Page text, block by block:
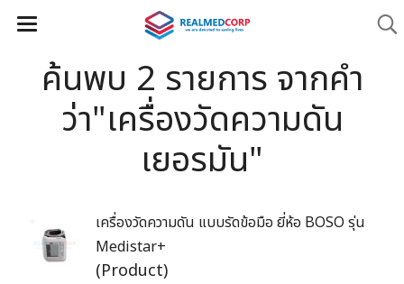
ค้นพบ 2 รายการ จากคำ
ว่า"เครื่องวัดความดัน
เยอรมัน"
เครื่องวัดความดัน แบบรัดข้อมือ ยี่ห้อ BOSO รุ่น
Medistar+
(Product)